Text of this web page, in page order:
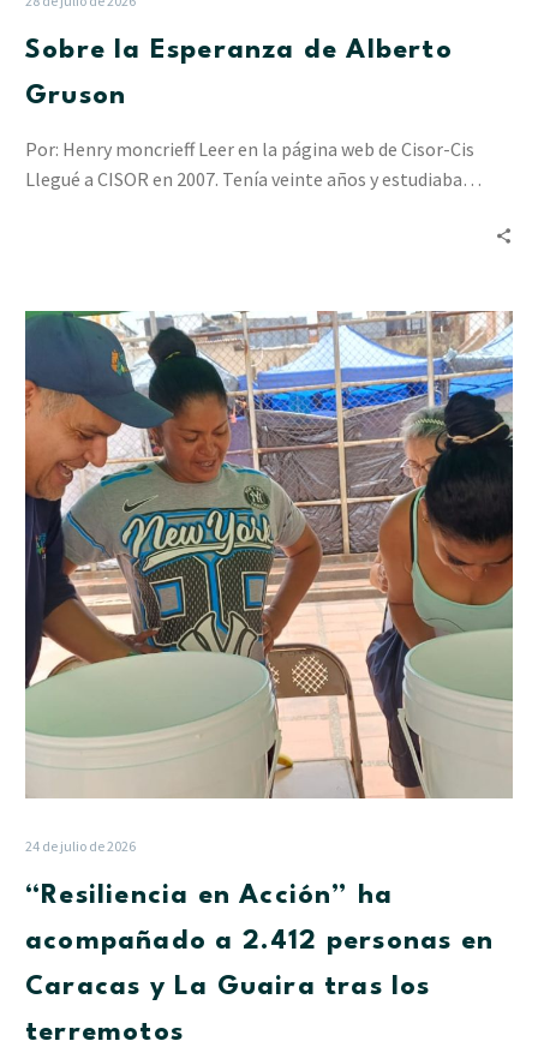
Sobre la Esperanza de Alberto
Gruson
Por: Henry moncrieff Leer en la página web de Cisor-Cis
Llegué a CISOR en 2007. Tenía veinte años y estudiaba…
“Resiliencia
en
Acción”
ha
acompañado
a
2.412
personas
en
Caracas
y
La
Guaira
tras
los
terremotos
24 de julio de 2026
“Resiliencia en Acción” ha
acompañado a 2.412 personas en
Caracas y La Guaira tras los
terremotos